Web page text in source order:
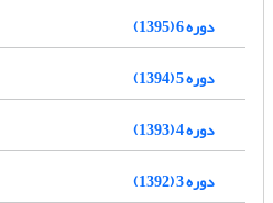
دوره 6 (1395)
دوره 5 (1394)
دوره 4 (1393)
دوره 3 (1392)